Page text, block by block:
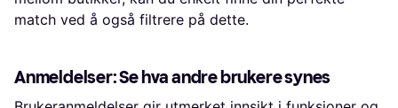
match ved å også filtrere på dette.
Anmeldelser: Se hva andre brukere synes